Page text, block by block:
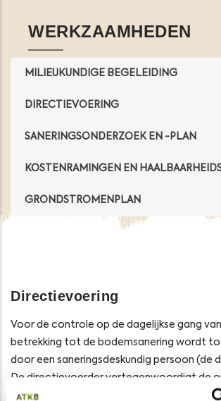
WERKZAAMHEDEN
MILIEUKUNDIGE BEGELEIDING
DIRECTIEVOERING
SANERINGSONDERZOEK EN -PLAN
KOSTENRAMINGEN EN
GRONDSTROMENPLAN
Directievoering
Voor de controle op de dagelijkse gang
betrekking tot de bodemsanering wordt
door een saneringsdeskundig persoon (de
De directievoerder vertegenwoordigt de
houdt toezicht op de naleving van het